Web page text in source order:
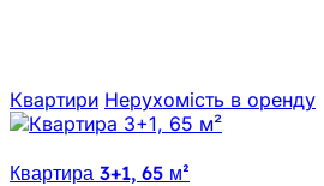
Квартири Нерухомiсть в оренду
Квартира 3+1, 65 м²